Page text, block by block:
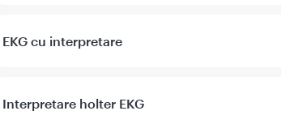
EKG cu interpretare
Interpretare holter EKG